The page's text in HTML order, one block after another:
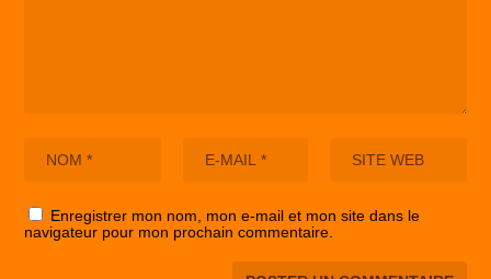
Enregistrer mon nom, mon e-mail et mon site dans le
navigateur pour mon prochain commentaire.